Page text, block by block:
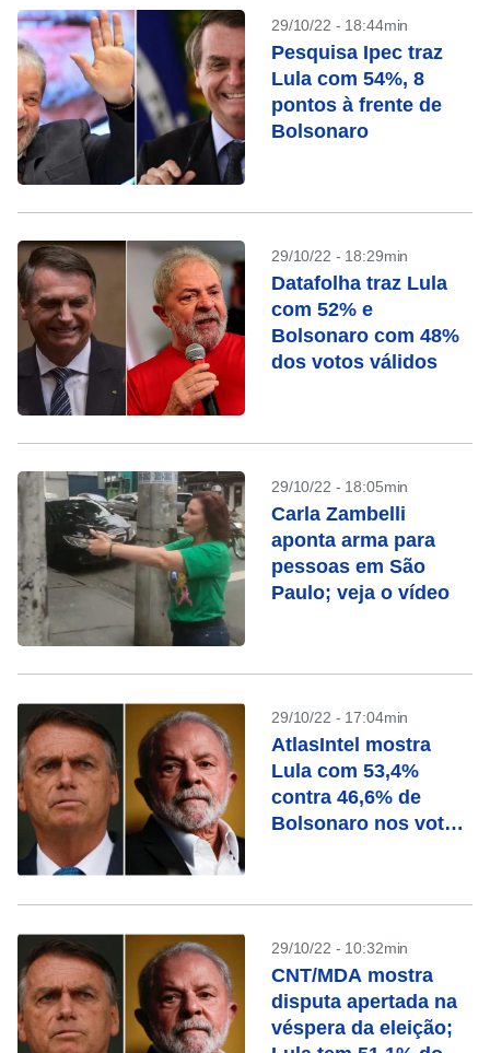
29/10/22 - 18:44min
Pesquisa Ipec traz
Lula com 54%, 8
pontos à frente de
Bolsonaro
29/10/22 - 18:29min
Datafolha traz Lula
com 52% e
Bolsonaro com 48%
dos votos válidos
29/10/22 - 18:05min
Carla Zambelli
aponta arma para
pessoas em São
Paulo; veja o vídeo
29/10/22 - 17:04min
AtlasIntel mostra
Lula com 53,4%
contra 46,6% de
Bolsonaro nos votos
29/10/22 - 10:32min
CNT/MDA mostra
disputa apertada na
véspera da eleição;